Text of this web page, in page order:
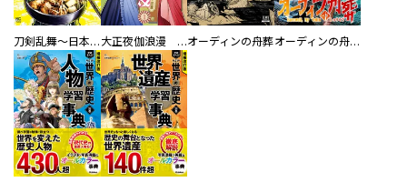
刀剣乱舞～日本号つれづれ酒～ 大正夜伽浪漫 －金曜日の花嫁—オーディンの舟葬 オーディンの舟葬 分冊版